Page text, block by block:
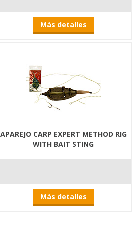
Más detalles
APAREJO CARP EXPERT METHOD RIG
WITH BAIT STING
Más detalles